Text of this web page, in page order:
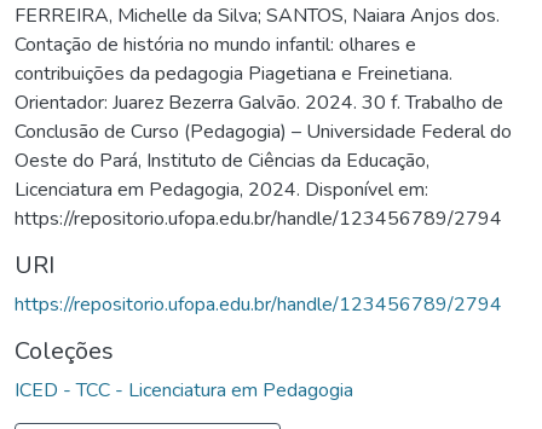
FERREIRA, Michelle da Silva; SANTOS, Naiara Anjos dos.
Contação de história no mundo infantil: olhares e
contribuições da pedagogia Piagetiana e Freinetiana.
Orientador: Juarez Bezerra Galvão. 2024. 30 f. Trabalho de
Conclusão de Curso (Pedagogia) – Universidade Federal do
Oeste do Pará, Instituto de Ciências da Educação,
Licenciatura em Pedagogia, 2024. Disponível em:
https://repositorio.ufopa.edu.br/handle/123456789/2794
URI
https://repositorio.ufopa.edu.br/handle/123456789/2794
Coleções
ICED - TCC - Licenciatura em Pedagogia